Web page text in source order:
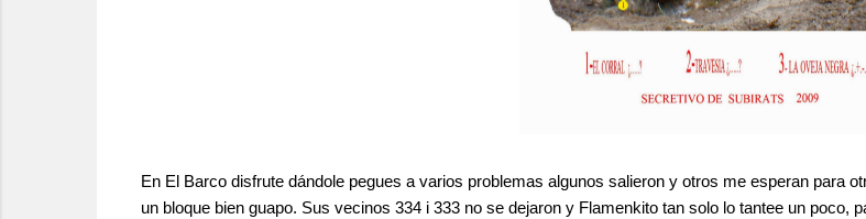
En El Barco disfrute dándole pegues a varios problemas algunos salieron y otros me esperan para
un bloque bien guapo. Sus vecinos 334 i 333 no se dejaron y Flamenkito tan solo lo tantee un